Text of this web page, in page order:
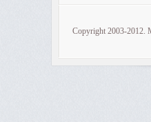
Copyright 2003-2012.